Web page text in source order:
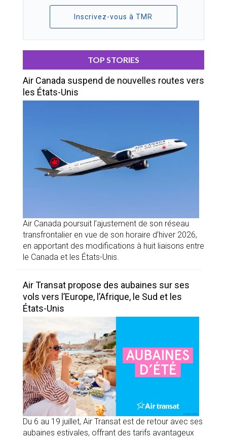
Inscrivez-vous à TMR
TOP STORIES
Air Canada suspend de nouvelles routes vers
les États-Unis
Air Canada poursuit l’ajustement de son réseau
transfrontalier en vue de son horaire d’hiver 2026,
en apportant des modifications à huit liaisons entre
le Canada et les États-Unis.
Air Transat propose des aubaines sur ses
vols vers l’Europe, l’Afrique, le Sud et les
États-Unis
Du 6 au 19 juillet, Air Transat est de retour avec ses
aubaines estivales, offrant des tarifs avantageux